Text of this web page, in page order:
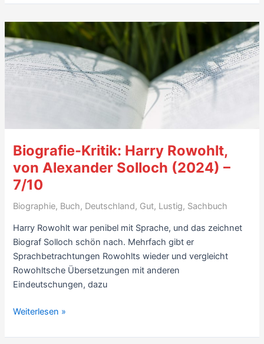
Avedon,
Evidence
1944
–
1994
(dt.
Biografie-Kritik: Harry Rowohlt,
von Alexander Solloch (2024) –
7/10
Biographie, Buch, Deutschland, Gut, Lustig, Sachbuch
Harry Rowohlt war penibel mit Sprache, und das zeichnet
Biograf Solloch schön nach. Mehrfach gibt er
Sprachbetrachtungen Rowohlts wieder und vergleicht
Rowohltsche Übersetzungen mit anderen
Eindeutschungen, dazu
Biografie-
Harry
Weiterlesen »